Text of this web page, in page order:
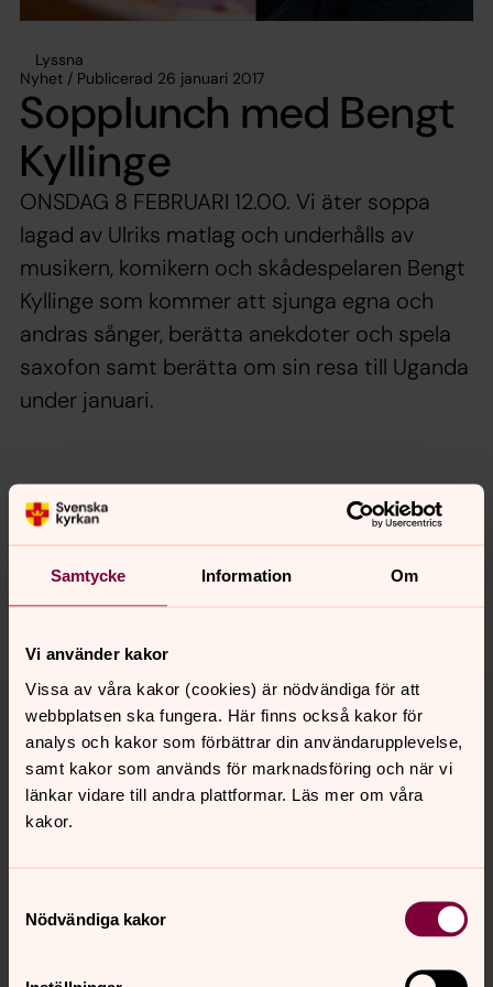
Samtycke Information Om
Vi använder kakor
Vissa av våra kakor (cookies) är nödvändiga för att
webbplatsen ska fungera. Här finns också kakor för
analys och kakor som förbättrar din användarupplevelse,
samt kakor som används för marknadsföring och när vi
länkar vidare till andra plattformar. Läs mer om våra
kakor.
Nödvändiga kakor
Lyssna
Nyhet / Publicerad 26 januari 2017
Sopplunch med Bengt
Kyllinge
ONSDAG 8 FEBRUARI 12.00. Vi äter soppa
lagad av Ulriks matlag och underhålls av
musikern, komikern och skådespelaren Bengt
Kyllinge som kommer att sjunga egna och
andras sånger, berätta anekdoter och spela
saxofon samt berätta om sin resa till Uganda
under januari.
Synpunkter eller frågor på sidans
innehåll?
nora.tarnsjo.forsamling@svenskakyrkan.se
Dela
Tillbaka till toppen
Tillbaka till innehållet
Kontakt
Kalender